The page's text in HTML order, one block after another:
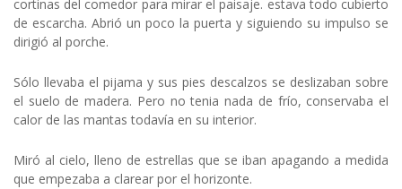
cortinas del comedor para mirar el paisaje. estava todo cubierto
de escarcha. Abrió un poco la puerta y siguiendo su impulso se
dirigió al porche.
Sólo llevaba el pijama y sus pies descalzos se deslizaban sobre
el suelo de madera. Pero no tenia nada de frío, conservaba el
calor de las mantas todavía en su interior.
Miró al cielo, lleno de estrellas que se iban apagando a medida
que empezaba a clarear por el horizonte.